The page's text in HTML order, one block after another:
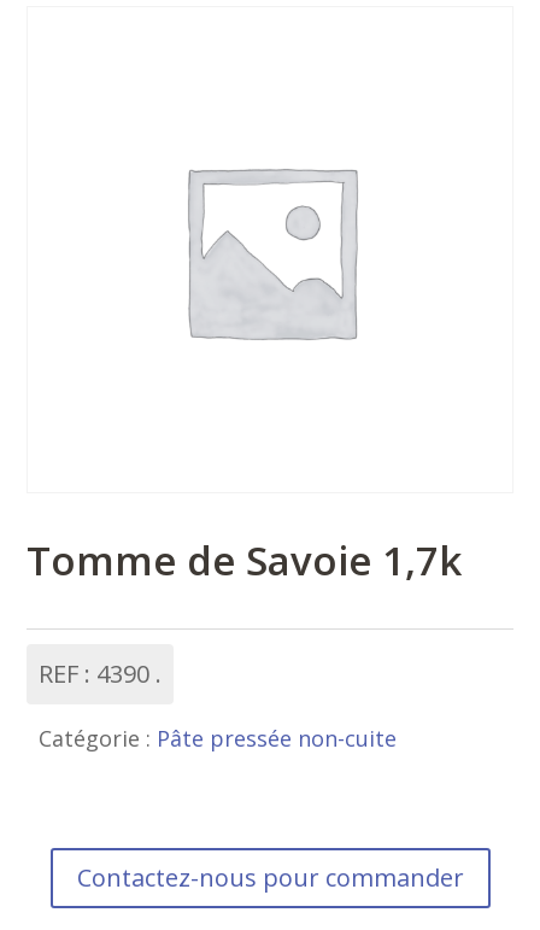
Tomme de Savoie 1,7k
REF : 4390
Catégorie : Pâte pressée non-cuite
Contactez-nous pour commander